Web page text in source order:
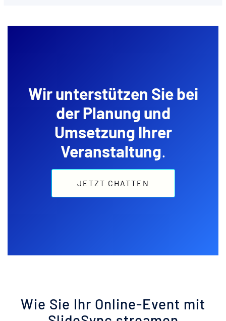
Wir unterstützen Sie bei
der Planung und
Umsetzung Ihrer
Veranstaltung.
JETZT CHATTEN
Wie Sie Ihr Online-Event mit